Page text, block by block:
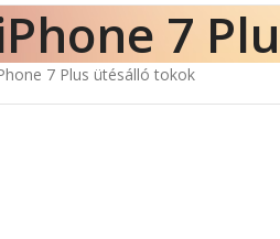
7
7 Plus ütésálló tokok